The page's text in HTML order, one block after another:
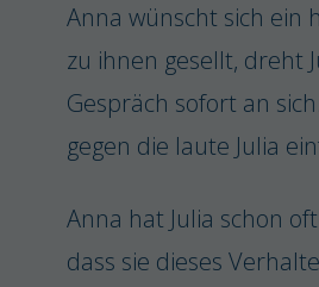
Anna wünscht sich ein
zu ihnen gesellt, dreht
Gespräch sofort an
gegen die laute Julia
Anna hat Julia schon
dass sie dieses